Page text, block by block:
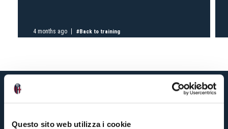
Questo sito web utilizza i cookie
4 months ago #Back to training